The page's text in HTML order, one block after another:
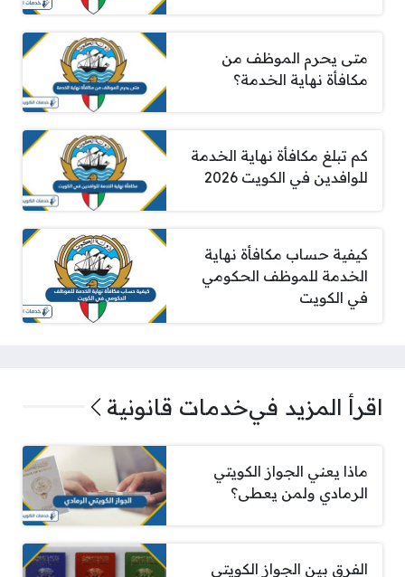
متى يحرم الموظف من
مكافأة نهاية الخدمة؟
كم تبلغ مكافأة نهاية الخدمة
للوافدين في الكويت 2026
كيفية حساب مكافأة نهاية
الخدمة للموظف الحكومي
في الكويت
اقرأ المزيد فيخدمات قانونية
ماذا يعني الجواز الكويتي
الرمادي ولمن يعطى؟
الفرق بين الجواز الكويتي